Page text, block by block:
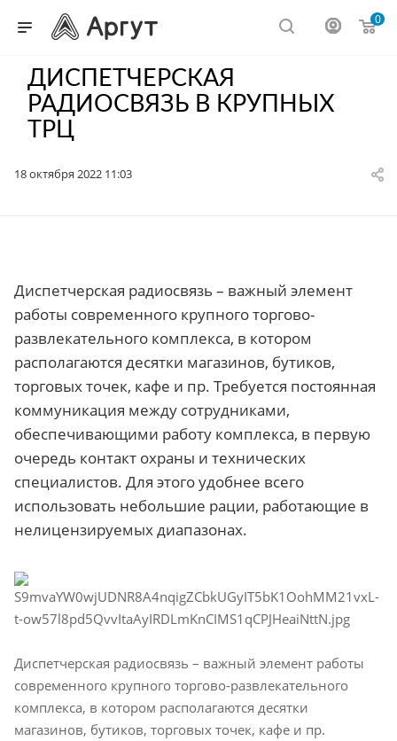
0
ДИСПЕТЧЕРСКАЯ
РАДИОСВЯЗЬ В КРУПНЫХ
ТРЦ
18 октября 2022 11:03
Диспетчерская радиосвязь – важный элемент
работы современного крупного торгово-
развлекательного комплекса, в котором
располагаются десятки магазинов, бутиков,
торговых точек, кафе и пр. Требуется постоянная
коммуникация между сотрудниками,
обеспечивающими работу комплекса, в первую
очередь контакт охраны и технических
специалистов. Для этого удобнее всего
использовать небольшие рации, работающие в
нелицензируемых диапазонах.
Диспетчерская радиосвязь – важный элемент работы
современного крупного торгово-развлекательного
комплекса, в котором располагаются десятки
магазинов, бутиков, торговых точек, кафе и пр.